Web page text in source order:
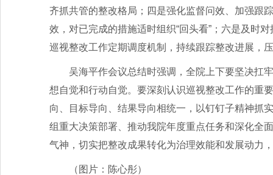
齐抓共管的整改格局；四是强化监督问效、加强跟
效，对已完成的措施适时组织“回头看”；六是及时
巡视整改工作定期调度机制，持续跟踪整改进展，
吴海平作会议总结时强调，全院上下要坚决扛
想自觉和行动自觉。要深刻认识巡视整改工作的重
向、目标导向、结果导向相统一，以钉钉子精神抓
组重大决策部署、推动我院年度重点任务和深化全
气神，切实把整改成果转化为治理效能和发展动力
（图片：陈心彤）